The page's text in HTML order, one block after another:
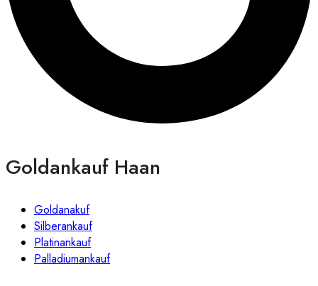
Goldankauf Haan
Goldanakuf
Silberankauf
Platinankauf
Palladiumankauf